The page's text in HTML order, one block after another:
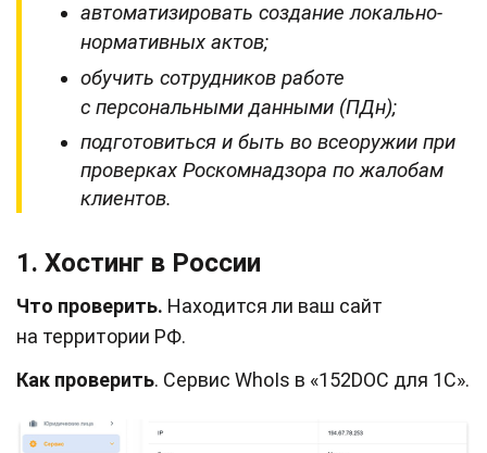
автоматизировать создание локально-
нормативных актов;
обучить сотрудников работе
с персональными данными (ПДн);
подготовиться и быть во всеоружии при
проверках Роскомнадзора по жалобам
клиентов.
1. Хостинг в России
Что проверить. Находится ли ваш сайт
на территории РФ.
Как проверить. Сервис WhoIs в «152DOC для 1С».